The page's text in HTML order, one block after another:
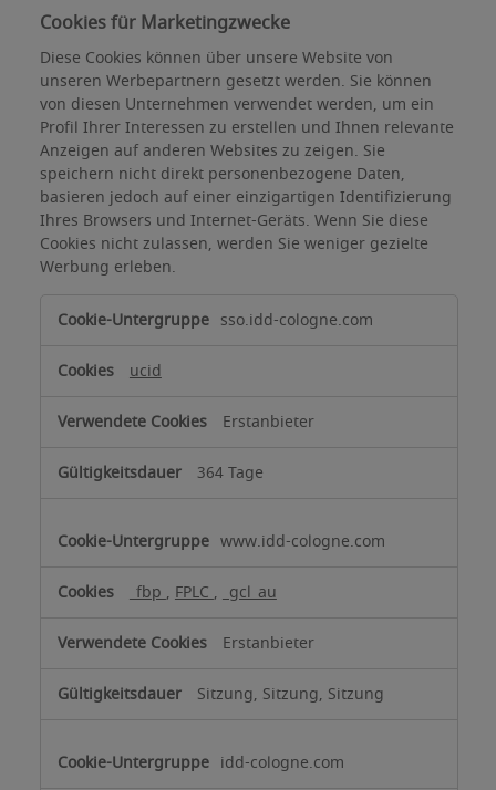
Cookies für Marketingzwecke
Diese Cookies können über unsere Website von
unseren Werbepartnern gesetzt werden. Sie können
von diesen Unternehmen verwendet werden, um ein
Profil Ihrer Interessen zu erstellen und Ihnen relevante
Anzeigen auf anderen Websites zu zeigen. Sie
speichern nicht direkt personenbezogene Daten,
basieren jedoch auf einer einzigartigen Identifizierung
Ihres Browsers und Internet-Geräts. Wenn Sie diese
Cookies nicht zulassen, werden Sie weniger gezielte
Werbung erleben.
Cookies
für
Marketingzwecke
sso.idd-cologne.com
ucid
Erstanbieter
364 Tage
www.idd-cologne.com
_fbp, FPLC, _gcl_au
Erstanbieter
Sitzung, Sitzung, Sitzung
idd-cologne.com